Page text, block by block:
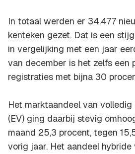
In totaal werden er 34.477
kenteken gezet. Dat is een
in vergelijking met een jaar
van december is het zelfs een
registraties met bijna 30
Het marktaandeel van
(EV) ging daarbij stevig
maand 25,3 procent, tegen
vorig jaar. Het aandeel